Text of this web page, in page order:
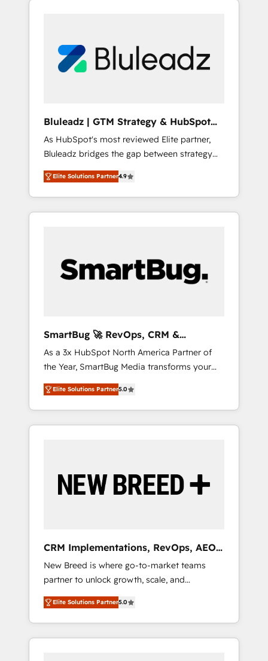
portal? We are built for the work.
部・グループ会社・部門が分立する組織で、デ
ータと業務プロセスのサイロ化を、CRMを軸と
ら、GTMの見える化・自動化まで。全Hub統合
運用、データ品質設計、グループ横断のCRM統
合に対応します。 2️⃣ AIエージェント組織構築
営業・マーケティング業務の一部をAIが自律実
行する組織への移行を設計・実装。Breeze・
Claude等をHubSpotと連携させ、役割定義・運
用ルール・成果指標まで含めて設計します。 3️⃣
PMOとして主導。「設定の代行ではなく、設計
の責任」を引き受け、部門横断の統合・浸透・
Hubで一体提供。 ▸ 既存CRM・MAからの移行
支援：Salesforce・Marketo・Pardot等からの
移行、カスタム設計、履歴データ移行と活用設
計まで。 ▸ AEO対応：ChatGPT・Perplexity等
のAI検索からの流入・引用を前提にコンテンツ
HubSpotアワード受賞・HUGリーダー ✓
AI活用に関するご相談、現状整理の壁打ちな
ど、構想段階からお気軽にお問い合わせくださ
Bluleadz | GTM Strategy & HubSpot
Implementation
As HubSpot's most reviewed Elite partner,
Bluleadz bridges the gap between strategy
and execution. We don't just "set up tools" —
we install the GTM Operating System (GTM
OS) to align your leadership and engineer a
portal that drives predictable revenue
and Story to stop "accelerating a mess." ⚙️
Elite Engineering & AI Scalable Architecture:
agents, and high-integrity migrations for total
reporting clarity. Security & Compliance: SOC
2 Type I and HIPAA attested for enterprise-
grade data security. 🏆 Why Bluleadz? GTM
OS Partner | 16+ Years Experience | 1,000+
Five-Star Reviews
Elite Solutions Partner4.9
SmartBug 🚀 RevOps, CRM &
Integration Experts
As a 3x HubSpot North America Partner of
the Year, SmartBug Media transforms your
customer lifecycle into a revenue engine. Our
unified ecosystem includes specialized
divisions Globalia (AI & Software) and Point
Success Media (Paid Media), making this the
by Globalia’s technical development team. -
19 HubSpot-certified trainers to drive
deployment of Breeze AI and custom agents
to automate growth. 🏆 Elite Excellence - 8
platform accreditations and deep HIPAA-
compliance expertise. - A team of 250+
experts dedicated to your resilient growth.
Elite Solutions Partner5.0
CRM Implementations, RevOps, AEO
+ Web, Demand Gen
New Breed is where go-to-market teams
partner to unlock growth, scale, and
transformation. We help companies activate
HubSpot’s AI-powered customer platform
and operationalize HubSpot’s Loop
Marketing framework through expert-led
Elite Solutions Partner5.0